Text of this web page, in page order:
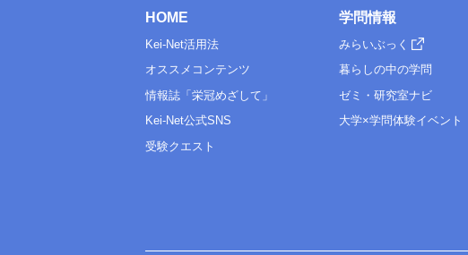
HOME
Kei-Net活用法
オススメコンテンツ
情報誌「栄冠めざして」
Kei-Net公式SNS
受験クエスト
学問情報
みらいぶっく
暮らしの中の学問
ゼミ・研究室ナビ
大学×学問体験イベント